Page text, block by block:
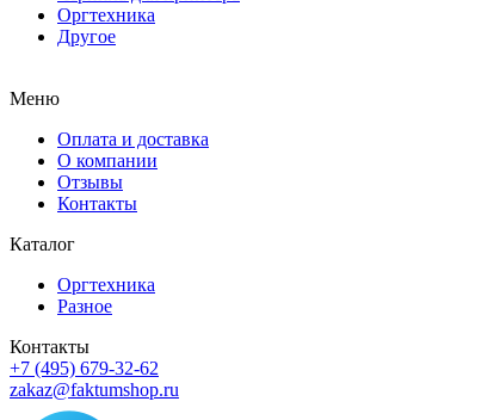
Оргтехника
Другое
Меню
Оплата и доставка
О компании
Отзывы
Контакты
Каталог
Оргтехника
Разное
Контакты
+7 (495) 679-32-62
zakaz@faktumshop.ru